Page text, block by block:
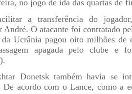
no jogo de ida das quartas de
a transferência do
André. O atacante foi contratado
Ucrânia pagou oito milhões de
apagada pelo clube e
Donetsk também havia se
De acordo com o Lance, como a